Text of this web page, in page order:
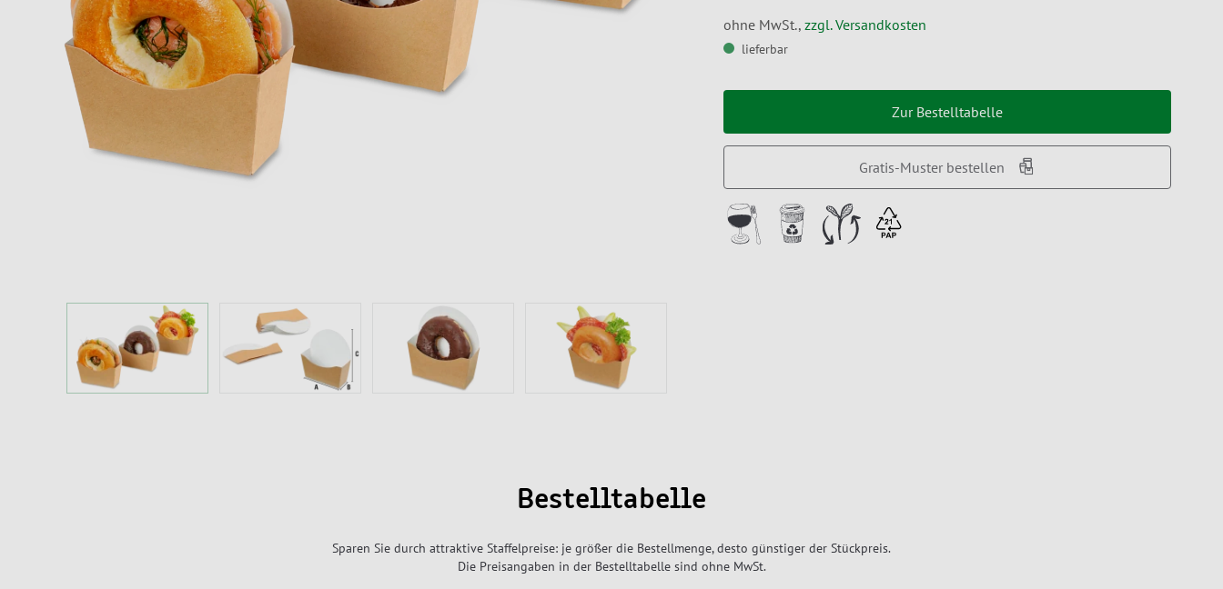
ohne MwSt., zzgl. Versandkosten
lieferbar
Zur Bestelltabelle
Gratis-Muster bestellen
Bestelltabelle
Sparen Sie durch attraktive Staffelpreise: je größer die Bestellmenge, desto günstiger der Stückpreis.
Die Preisangaben in der Bestelltabelle sind ohne MwSt.